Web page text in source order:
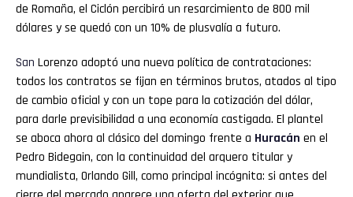
de Romaña, el Ciclón percibirá un resarcimiento de 800 mil
dólares y se quedó con un 10% de plusvalía a futuro.
San Lorenzo adoptó una nueva política de contrataciones:
todos los contratos se fijan en términos brutos, atados al tipo
de cambio oficial y con un tope para la cotización del dólar,
para darle previsibilidad a una economía castigada. El plantel
se aboca ahora al clásico del domingo frente a Huracán en el
Pedro Bidegain, con la continuidad del arquero titular y
mundialista, Orlando Gill, como principal incógnita: si antes del